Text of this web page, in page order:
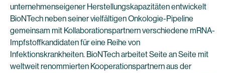
unternehmenseigener Herstellungskapazitäten entwickelt
BioNTech neben seiner vielfältigen Onkologie-Pipeline
gemeinsam mit Kollaborationspartnern verschiedene mRNA-
Impfstoffkandidaten für eine Reihe von
Infektionskrankheiten. BioNTech arbeitet Seite an Seite mit
weltweit renommierten Kooperationspartnern aus der